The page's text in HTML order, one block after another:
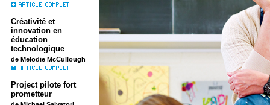
Créativité et
innovation en
éducation
technologique
de Melodie McCullough
Project pilote fort
prometteur